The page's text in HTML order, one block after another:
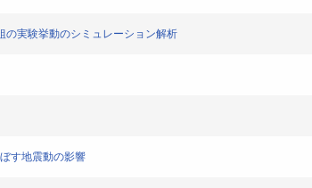
の実験挙動のシミュレーション解析
す地震動の影響